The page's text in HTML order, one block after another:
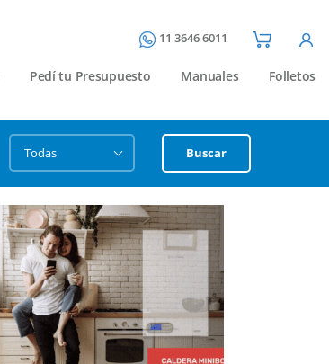
11 3646 6011
Pedí tu Presupuesto Manuales Folletos
Buscar